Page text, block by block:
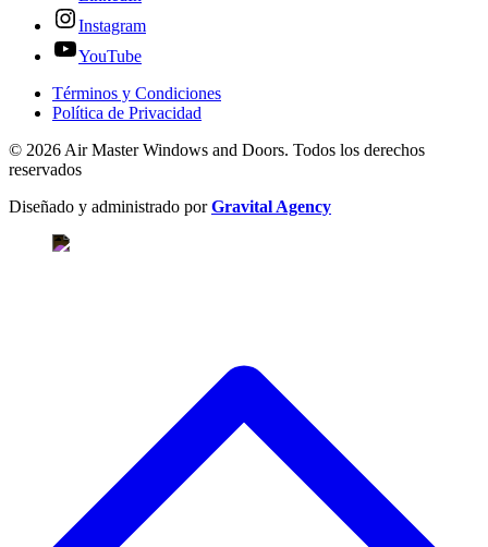
Instagram
YouTube
Términos y Condiciones
Política de Privacidad
© 2026 Air Master Windows and Doors. Todos los derechos
reservados
Diseñado y administrado porGravital Agency